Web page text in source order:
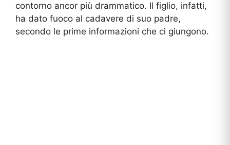
contorno ancor più drammatico. Il figlio, infatti,
ha dato fuoco al cadavere di suo padre,
secondo le prime informazioni che ci giungono.